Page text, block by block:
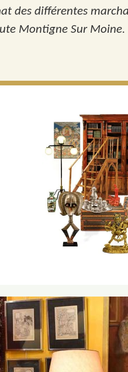
des différentes
Montigne Sur Moine.